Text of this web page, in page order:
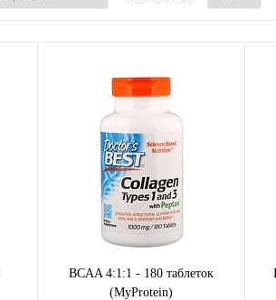
BCAA 4:1:1 - 180 таблеток
(MyProtein)